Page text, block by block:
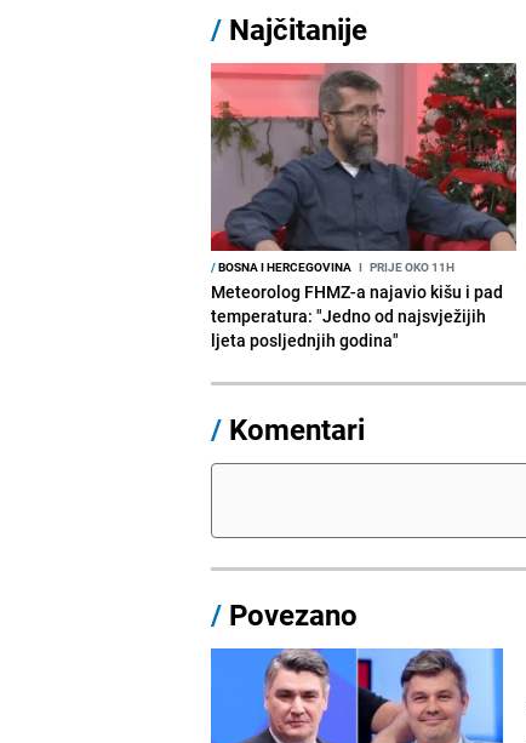
/ Najčitanije
/BOSNA I HERCEGOVINA I PRIJE OKO 11H
Meteorolog FHMZ-a najavio kišu i pad
temperatura: "Jedno od najsvježijih
ljeta posljednjih godina"
/ Komentari
/ Povezano